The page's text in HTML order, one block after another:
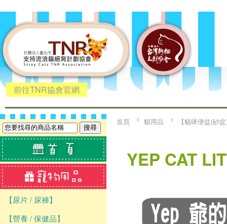
前往TNR協會官網
【尿片 / 尿褲】
【營養 / 保健品】
首頁 貓用品 【貓咪便盆(砂
YEP CAT